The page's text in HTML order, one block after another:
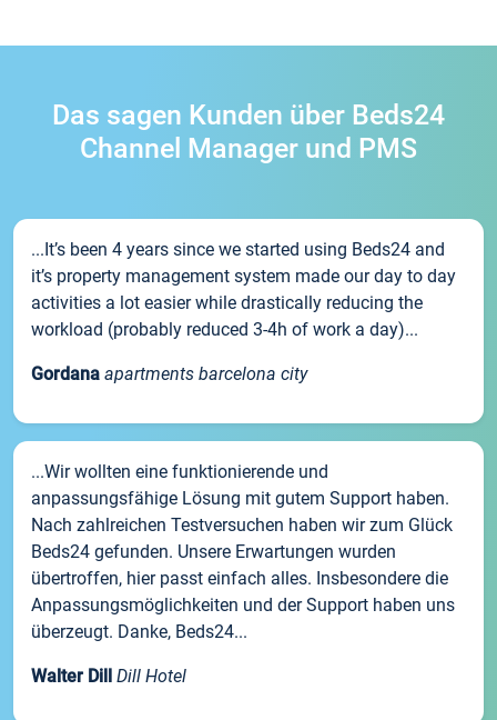
Das sagen Kunden über Beds24
Channel Manager und PMS
...It’s been 4 years since we started using Beds24 and
it’s property management system made our day to day
activities a lot easier while drastically reducing the
workload (probably reduced 3-4h of work a day)...
Gordana apartments barcelona city
...Wir wollten eine funktionierende und
anpassungsfähige Lösung mit gutem Support haben.
Nach zahlreichen Testversuchen haben wir zum Glück
Beds24 gefunden. Unsere Erwartungen wurden
übertroffen, hier passt einfach alles. Insbesondere die
Anpassungsmöglichkeiten und der Support haben uns
überzeugt. Danke, Beds24...
Walter Dill Dill Hotel